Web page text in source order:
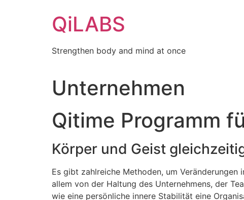
QiLABS
Strengthen body and mind at once
Unternehmen
Qitime Programm
Körper und Geist
Es gibt zahlreiche Methoden, um
allem von der Haltung des Unternehmens, der
wie eine persönliche innere Stabilität eine